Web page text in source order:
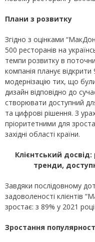
Плани з розвитку
Згідно з оцінками
500 ресторанів на
темпи розвитку в
компанія планує
модернізацію тих, що
дизайн відповідно до
створювати доступний
та цифрові рішення. З
пріоритетними для
західні області країни.
Клієнтський
тренди,
Завдяки послідовному
задоволеності клієнтів
зростає: з 89% у 2021
Зростання